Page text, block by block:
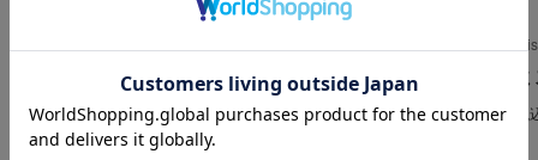
The BEST GIFT WAコ
税込 11,990 円
The BEST GIFT WRコ
ース
税